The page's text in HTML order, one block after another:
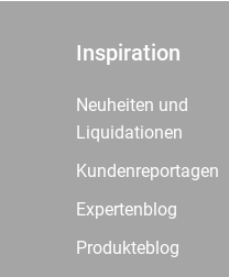
Inspiration
Neuheiten und
Liquidationen
Kundenreportagen
Expertenblog
Produkteblog